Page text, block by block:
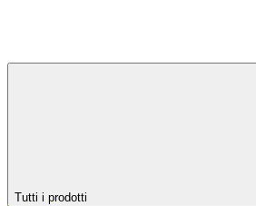
Tutti i prodotti